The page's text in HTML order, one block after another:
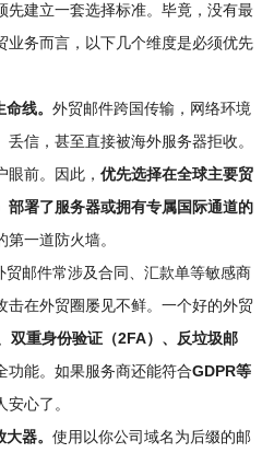
先建立一套选择标准。毕竟，没有最
业务而言，以下几个维度是必须优先
线。 外贸邮件跨国传输，网络环境
信，甚至直接被海外服务器拒收。
前。因此， 优先选择在全球主要贸
部署了服务器或拥有专属国际通道的
一道防火墙。
贸邮件常涉及合同、汇款单等敏感商
击在外贸圈屡见不鲜。一个好的外贸
双重身份验证（2FA）、反垃圾邮
功能。如果服务商还能符合GDPR等
心了。
器。 使用以你公司域名为后缀的邮